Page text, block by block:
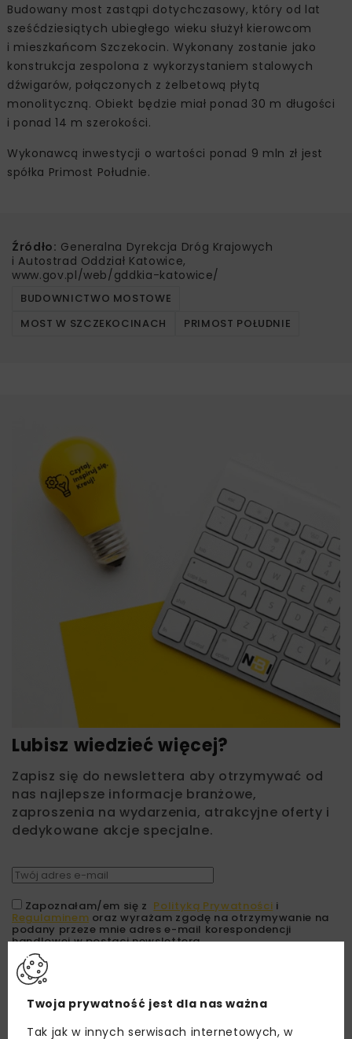
Budowany most zastąpi dotychczasowy, który od lat
sześćdziesiątych ubiegłego wieku służył kierowcom
i mieszkańcom Szczekocin. Wykonany zostanie jako
konstrukcja zespolona z wykorzystaniem stalowych
dźwigarów, połączonych z żelbetową płytą
monolityczną. Obiekt będzie miał ponad 30 m długości
i ponad 14 m szerokości.
Wykonawcą inwestycji o wartości ponad 9 mln zł jest
spółka Primost Południe.
Źródło: Generalna Dyrekcja Dróg Krajowych
i Autostrad Oddział Katowice,
www.gov.pl/web/gddkia-katowice/
BUDOWNICTWO MOSTOWE
MOST W SZCZEKOCINACH
PRIMOST POŁUDNIE
Lubisz wiedzieć więcej?
Zapisz się do newslettera aby otrzymywać od
nas najlepsze informacje branżowe,
zaproszenia na wydarzenia, atrakcyjne oferty i
dedykowane akcje specjalne.
Zapoznałam/em się z Polityką Prywatności i
Regulaminem oraz wyrażam zgodę na otrzymywanie na
podany przeze mnie adres e-mail korespondencji
handlowej w postaci newslettera.
Twoja prywatność jest dla nas ważna
Tak jak w innych serwisach internetowych, w